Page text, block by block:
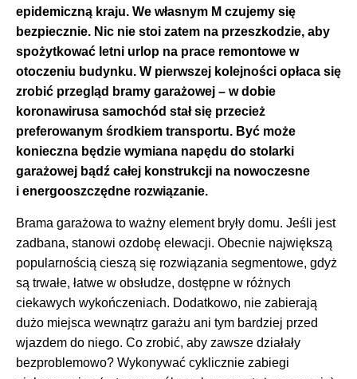
epidemiczną kraju. We własnym M czujemy się
bezpiecznie. Nic nie stoi zatem na przeszkodzie, aby
spożytkować letni urlop na prace remontowe w
otoczeniu budynku. W pierwszej kolejności opłaca się
zrobić przegląd bramy garażowej – w dobie
koronawirusa samochód stał się przecież
preferowanym środkiem transportu. Być może
konieczna będzie wymiana napędu do stolarki
garażowej bądź całej konstrukcji na nowoczesne
i energooszczędne rozwiązanie.
Brama garażowa to ważny element bryły domu. Jeśli jest
zadbana, stanowi ozdobę elewacji. Obecnie największą
popularnością cieszą się rozwiązania segmentowe, gdyż
są trwałe, łatwe w obsłudze, dostępne w różnych
ciekawych wykończeniach. Dodatkowo, nie zabierają
dużo miejsca wewnątrz garażu ani tym bardziej przed
wjazdem do niego. Co zrobić, aby zawsze działały
bezproblemowo? Wykonywać cyklicznie zabiegi